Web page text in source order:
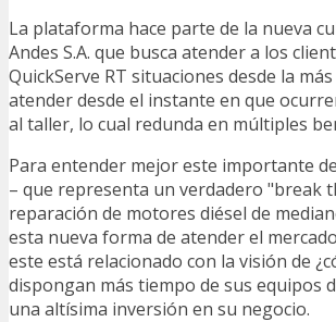
La plataforma hace parte de la nueva
Andes S.A. que busca atender a los
QuickServe RT situaciones desde la
atender desde el instante en que
al taller, lo cual redunda en múltiples
Para entender mejor este importante
– que representa un verdadero "break
reparación de motores diésel de
esta nueva forma de atender el
este está relacionado con la visión de
dispongan más tiempo de sus equipos
una altísima inversión en su negocio.